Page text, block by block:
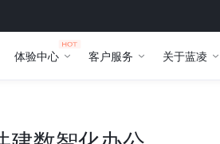
体验中心 客户服务 关于蓝凌